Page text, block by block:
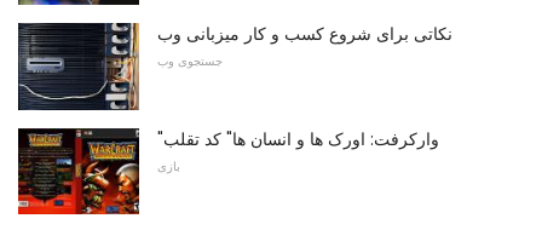
نکاتی برای شروع کسب و کار میزبانی وب
جستجوی وب
"وارکرفت: اورک ها و انسان ها" کد تقلب
بازی